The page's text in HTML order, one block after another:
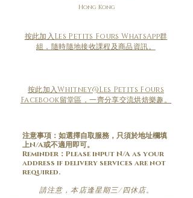
Hong Kong
按此加入Les Petits Fours WhatsApp群
組，隨時隨地接收課程及商品資訊。
按此加入Whitney@Les Petits Fours
Facebook留堂區，一齊分享交流烘焙樂趣。
注意事項：如選擇自取服務，只須於地址欄填
上N/A或不適用即可。
​Reminder：Please input N/A as your
address if delivery services are not
required.
請注意，本店逢星期三/四休店。